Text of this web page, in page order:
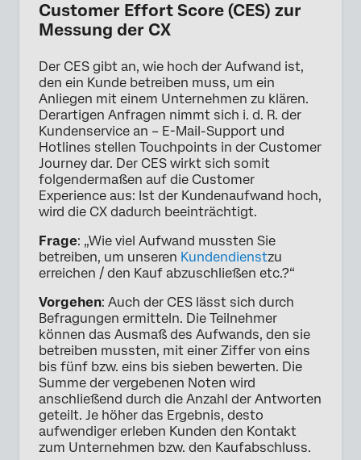
Customer Effort Score (CES) zur
Messung der CX
Der CES gibt an, wie hoch der Aufwand ist,
den ein Kunde betreiben muss, um ein
Anliegen mit einem Unternehmen zu klären.
Derartigen Anfragen nimmt sich i. d. R. der
Kundenservice an – E-Mail-Support und
Hotlines stellen Touchpoints in der Customer
Journey dar. Der CES wirkt sich somit
folgendermaßen auf die Customer
Experience aus: Ist der Kundenaufwand hoch,
wird die CX dadurch beeinträchtigt.
Frage: „Wie viel Aufwand mussten Sie
betreiben, um unseren Kundendienstzu
erreichen / den Kauf abzuschließen etc.?“
Vorgehen: Auch der CES lässt sich durch
Befragungen ermitteln. Die Teilnehmer
können das Ausmaß des Aufwands, den sie
betreiben mussten, mit einer Ziffer von eins
bis fünf bzw. eins bis sieben bewerten. Die
Summe der vergebenen Noten wird
anschließend durch die Anzahl der Antworten
geteilt. Je höher das Ergebnis, desto
aufwendiger erleben Kunden den Kontakt
zum Unternehmen bzw. den Kaufabschluss.